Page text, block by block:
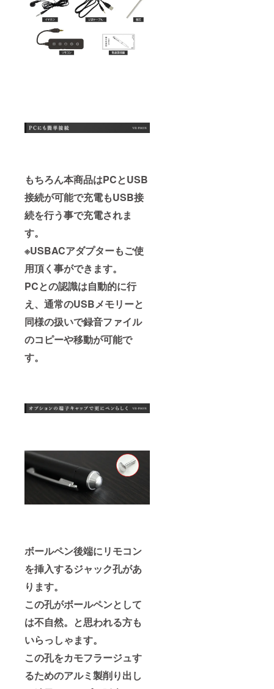
もちろん本商品はPCとUSB
接続が可能で充電もUSB接
続を行う事で充電されま
す。
※USBACアダプターもご使
用頂く事ができます。
PCとの認識は自動的に行
え、通常のUSBメモリーと
同様の扱いで録音ファイル
のコピーや移動が可能で
す。
ボールペン後端にリモコン
を挿入するジャック孔があ
ります。
この孔がボールペンとして
は不自然。と思われる方も
いらっしゃます。
この孔をカモフラージュす
るためのアルミ製削り出し